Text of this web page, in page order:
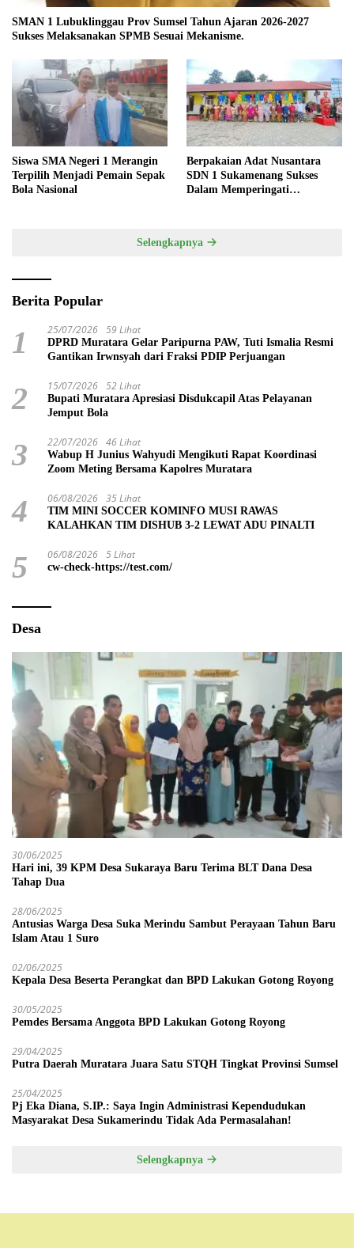
SMAN 1 Lubuklinggau Prov Sumsel Tahun Ajaran 2026-2027
Sukses Melaksanakan SPMB Sesuai Mekanisme.
Siswa SMA Negeri 1 Merangin
Terpilih Menjadi Pemain Sepak
Bola Nasional
Berpakaian Adat Nusantara
SDN 1 Sukamenang Sukses
Dalam Memperingati
Selengkapnya
Berita Popular
1 25/07/2026 59 Lihat
DPRD Muratara Gelar Paripurna PAW, Tuti Ismalia Resmi
Gantikan Irwnsyah dari Fraksi PDIP Perjuangan
2 15/07/2026 52 Lihat
Bupati Muratara Apresiasi Disdukcapil Atas Pelayanan
Jemput Bola
3 22/07/2026 46 Lihat
Wabup H Junius Wahyudi Mengikuti Rapat Koordinasi
Zoom Meting Bersama Kapolres Muratara
4 06/08/2026 35 Lihat
TIM MINI SOCCER KOMINFO MUSI RAWAS
KALAHKAN TIM DISHUB 3-2 LEWAT ADU PINALTI
5 06/08/2026 5 Lihat
cw-check-https://test.com/
Desa
30/06/2025
Hari ini, 39 KPM Desa Sukaraya Baru Terima BLT Dana Desa
Tahap Dua
28/06/2025
Antusias Warga Desa Suka Merindu Sambut Perayaan Tahun Baru
Islam Atau 1 Suro
02/06/2025
Kepala Desa Beserta Perangkat dan BPD Lakukan Gotong Royong
30/05/2025
Pemdes Bersama Anggota BPD Lakukan Gotong Royong
29/04/2025
Putra Daerah Muratara Juara Satu STQH Tingkat Provinsi Sumsel
25/04/2025
Pj Eka Diana, S.IP.: Saya Ingin Administrasi Kependudukan
Masyarakat Desa Sukamerindu Tidak Ada Permasalahan!
Selengkapnya